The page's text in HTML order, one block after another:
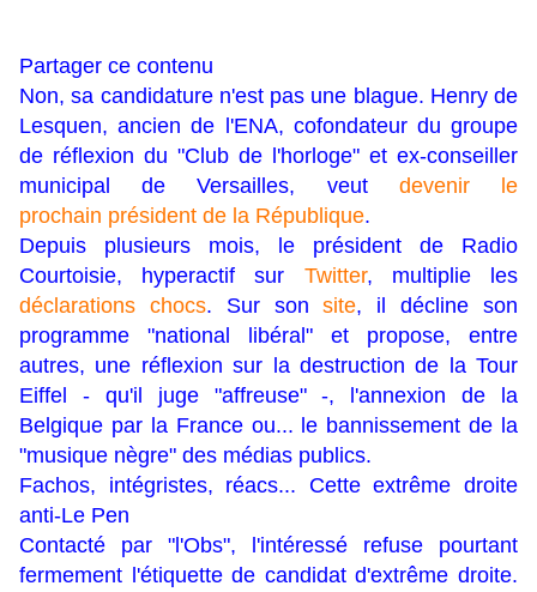
Partager ce contenu
Non, sa candidature n'est pas une blague. Henry de
Lesquen, ancien de l'ENA, cofondateur du groupe
de réflexion du "Club de l'horloge" et ex-conseiller
municipal de Versailles, veut devenir le
prochain président de la République.
Depuis plusieurs mois, le président de Radio
Courtoisie, hyperactif sur Twitter, multiplie les
déclarations chocs. Sur sonsite, il décline son
programme "national libéral" et propose, entre
autres, une réflexion sur la destruction de la Tour
Eiffel - qu'il juge "affreuse" -, l'annexion de la
Belgique par la France ou... le bannissement de la
"musique nègre" des médias publics.
Fachos, intégristes, réacs... Cette extrême droite
anti-Le Pen
Contacté par "l'Obs", l'intéressé refuse pourtant
fermement l'étiquette de candidat d'extrême droite.